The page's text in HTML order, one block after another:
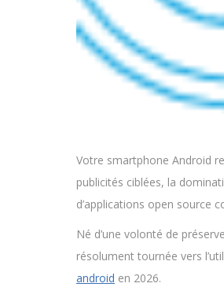
Votre smartphone Android
publicités ciblées, la
d’applications open source
Né d’une volonté de
résolument tournée vers
android en 2026.